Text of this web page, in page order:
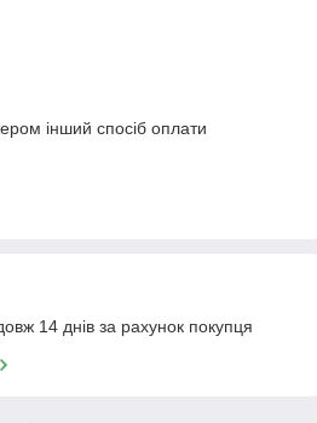
інший спосіб оплати
14 днів за рахунок покупця